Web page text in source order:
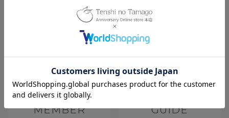
よくあるご質問
QUALITY
MEMBER GUIDE